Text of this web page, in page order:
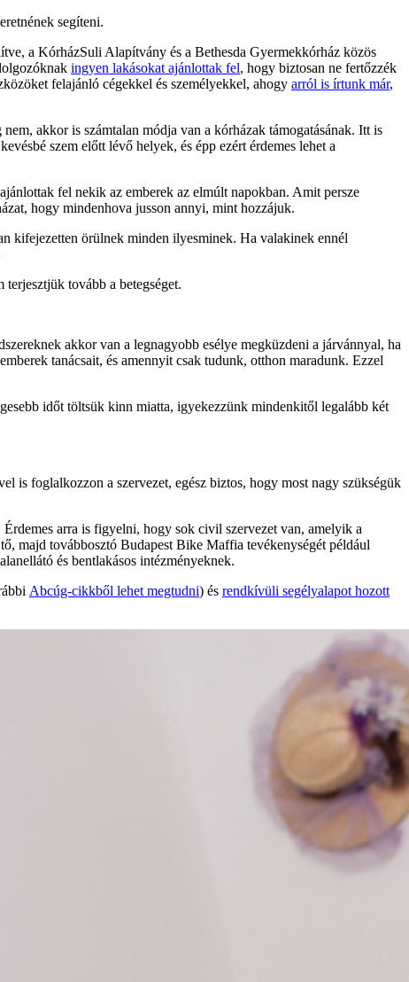
segíteni.
a KórházSuli Alapítvány és a Bethesda Gyermekkórház közös
ingyen lakásokat ajánlottak fel, hogy biztosan ne fertőzzék
felajánló cégekkel és személyekkel, ahogy arról is írtunk már,
akkor is számtalan módja van a kórházak támogatásának. Itt is
szem előtt lévő helyek, és épp ezért érdemes lehet a
fel nekik az emberek az elmúlt napokban. Amit persze
hogy mindenhova jusson annyi, mint hozzájuk.
kifejezetten örülnek minden ilyesminek. Ha valakinek ennél
tovább a betegséget.
akkor van a legnagyobb esélye megküzdeni a járvánnyal, ha
tanácsait, és amennyit csak tudunk, otthon maradunk. Ezzel
időt töltsük kinn miatta, igyekezzünk mindenkitől legalább két
is foglalkozzon a szervezet, egész biztos, hogy most nagy szükségük
arra is figyelni, hogy sok civil szervezet van, amelyik a
majd továbbosztó Budapest Bike Maffia tevékenységét például
és bentlakásos intézményeknek.
Abcúg-cikkből lehet megtudni) és rendkívüli segélyalapot hozott